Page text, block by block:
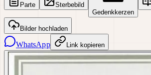
Parte
Sterbebild
Gedenkkerzen
Bilder hochladen
WhatsApp Link kopieren